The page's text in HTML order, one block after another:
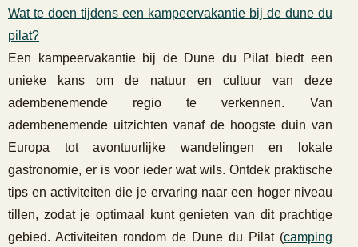
Wat te doen tijdens een kampeervakantie bij de dune du
pilat?
Een kampeervakantie bij de Dune du Pilat biedt een
unieke kans om de natuur en cultuur van deze
adembenemende regio te verkennen. Van
adembenemende uitzichten vanaf de hoogste duin van
Europa tot avontuurlijke wandelingen en lokale
gastronomie, er is voor ieder wat wils. Ontdek praktische
tips en activiteiten die je ervaring naar een hoger niveau
tillen, zodat je optimaal kunt genieten van dit prachtige
gebied. Activiteiten rondom de Dune du Pilat (camping